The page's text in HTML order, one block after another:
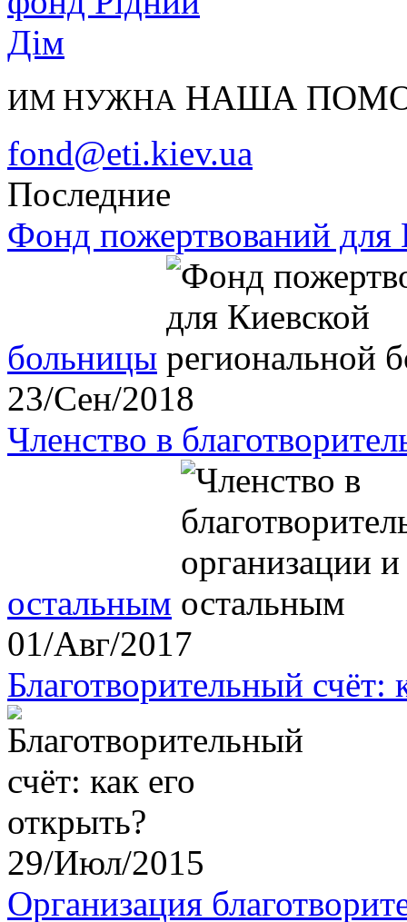
ИМ НУЖНА НАША
fond@eti.kiev.ua
Последние
Фонд пожертвований для
больницы
23/Сен/2018
Членство в
остальным
01/Авг/2017
Благотворительный счёт:
29/Июл/2015
Организация